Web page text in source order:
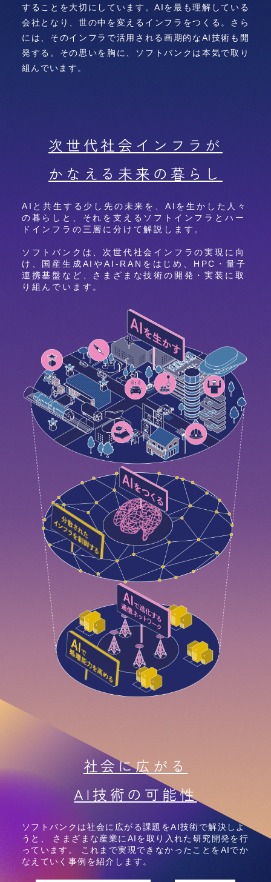
することを大切にしています。AIを最も理解している
会社となり、世の中を変えるインフラをつくる。さら
には、そのインフラで活用される画期的なAI技術も開
発する。その思いを胸に、ソフトバンクは本気で取り
組んでいます。
次世代社会インフラが
かなえる未来の暮らし
AIと共生する少し先の未来を、AIを生かした人々
の暮らしと、 それを支えるソフトインフラとハー
ドインフラの三層に分けて解説します。
ソフトバンクは、次世代社会インフラの実現に向
け、 国産生成AIやAI-RANをはじめ、HPC・量子
連携基盤など、 さまざまな技術の開発・実装に取
り組んでいます。
社会に広がる
AI技術の可能性
ソフトバンクは社会に広がる課題をAI技術で解決しよ
うと、
さまざまな産業にAIを取り入れた研究開発を行
っています。
これまで実現できなかったことをAIでか
なえていく事例を紹介します。